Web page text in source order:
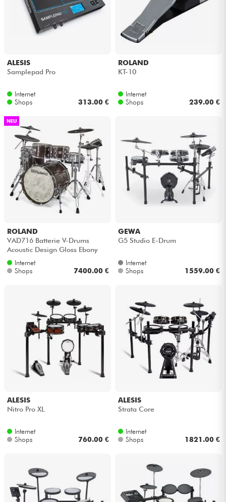
ALESIS
Samplepad Pro
Internet
Shops
313.00 €
ROLAND
KT-10
Internet
Shops
239.00 €
NEU
ROLAND
VAD716 Batterie V-Drums
Acoustic Design Gloss Ebony
Internet
Shops
7400.00 €
GEWA
G5 Studio E-Drum
Internet
Shops
1559.00 €
ALESIS
Nitro Pro XL
Internet
Shops
760.00 €
ALESIS
Strata Core
Internet
Shops
1821.00 €